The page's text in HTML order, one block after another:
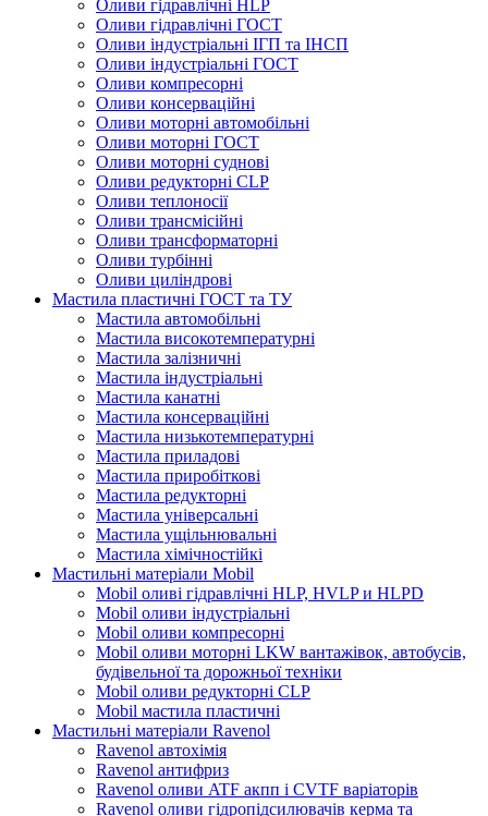
Оливи гідравлічні HLP
Оливи гідравлічні ГОСТ
Оливи індустріальні ІГП та ІНСП
Оливи індустріальні ГОСТ
Оливи компресорні
Оливи консерваційні
Оливи моторні автомобільні
Оливи моторні ГОСТ
Оливи моторні суднові
Оливи редукторні CLP
Оливи теплоносії
Оливи трансмісійні
Оливи трансформаторні
Оливи турбінні
Оливи циліндрові
Мастила пластичні ГОСТ та ТУ
Мастила автомобільні
Мастила високотемпературні
Мастила залізничні
Мастила індустріальні
Мастила канатні
Мастила консерваційні
Мастила низькотемпературні
Мастила приладові
Мастила приробіткові
Мастила редукторні
Мастила універсальні
Мастила ущільнювальні
Мастила хімічностійкі
Мастильні матеріали Mobil
Mobil оливі гідравлічні HLP, HVLP и HLPD
Mobil оливи індустріальні
Mobil оливи компресорні
Mobil оливи моторні LKW вантажівок, автобусів,
будівельної та дорожньої техніки
Mobil оливи редукторні CLP
Mobil мастила пластичні
Мастильні матеріали Ravenol
Ravenol автохімія
Ravenol антифриз
Ravenol оливи ATF акпп і CVTF варіаторів
Ravenol оливи гідропідсилювачів керма та